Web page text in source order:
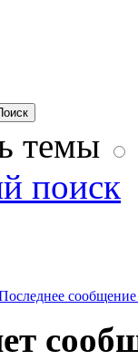
темы
поиск
сообщение